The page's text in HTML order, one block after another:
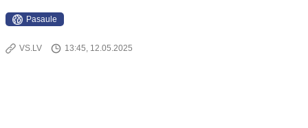
Pasaule
VS.LV 13:45, 12.05.2025